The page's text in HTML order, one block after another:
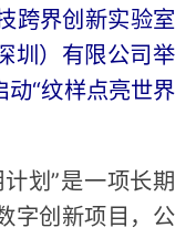
跨界创新实验室
圳）有限公司举
“纹样点亮世界
划”是一项长期
字创新项目，公